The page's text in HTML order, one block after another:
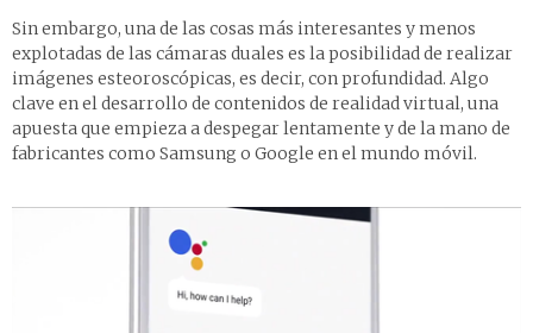
Sin embargo, una de las cosas más interesantes y menos
explotadas de las cámaras duales es la posibilidad de realizar
imágenes esteoroscópicas, es decir, con profundidad. Algo
clave en el desarrollo de contenidos de realidad virtual, una
apuesta que empieza a despegar lentamente y de la mano de
fabricantes como Samsung o Google en el mundo móvil.